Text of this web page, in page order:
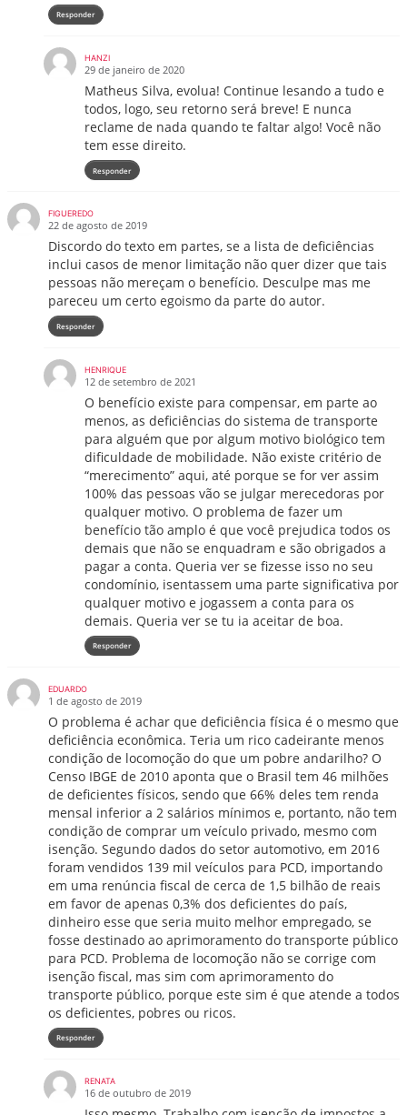
Responder
HANZI
29 de janeiro de 2020
Matheus Silva, evolua! Continue lesando a tudo e
todos, logo, seu retorno será breve! E nunca
reclame de nada quando te faltar algo! Você não
tem esse direito.
Responder
FIGUEREDO
22 de agosto de 2019
Discordo do texto em partes, se a lista de deficiências
inclui casos de menor limitação não quer dizer que tais
pessoas não mereçam o benefício. Desculpe mas me
pareceu um certo egoismo da parte do autor.
Responder
HENRIQUE
12 de setembro de 2021
O benefício existe para compensar, em parte ao
menos, as deficiências do sistema de transporte
para alguém que por algum motivo biológico tem
dificuldade de mobilidade. Não existe critério de
“merecimento” aqui, até porque se for ver assim
100% das pessoas vão se julgar merecedoras por
qualquer motivo. O problema de fazer um
benefício tão amplo é que você prejudica todos os
demais que não se enquadram e são obrigados a
pagar a conta. Queria ver se fizesse isso no seu
condomínio, isentassem uma parte significativa por
qualquer motivo e jogassem a conta para os
demais. Queria ver se tu ia aceitar de boa.
Responder
EDUARDO
1 de agosto de 2019
O problema é achar que deficiência física é o mesmo que
deficiência econômica. Teria um rico cadeirante menos
condição de locomoção do que um pobre andarilho? O
Censo IBGE de 2010 aponta que o Brasil tem 46 milhões
de deficientes físicos, sendo que 66% deles tem renda
mensal inferior a 2 salários mínimos e, portanto, não tem
condição de comprar um veículo privado, mesmo com
isenção. Segundo dados do setor automotivo, em 2016
foram vendidos 139 mil veículos para PCD, importando
em uma renúncia fiscal de cerca de 1,5 bilhão de reais
em favor de apenas 0,3% dos deficientes do país,
dinheiro esse que seria muito melhor empregado, se
fosse destinado ao aprimoramento do transporte público
para PCD. Problema de locomoção não se corrige com
isenção fiscal, mas sim com aprimoramento do
transporte público, porque este sim é que atende a todos
os deficientes, pobres ou ricos.
Responder
RENATA
16 de outubro de 2019